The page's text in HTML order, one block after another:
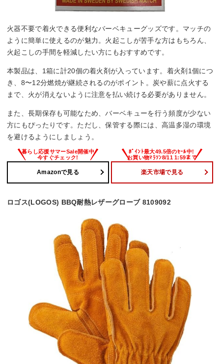
火器不要で着火できる便利なバーベキューグッズです。マッチの
ように簡単に使えるのが魅力。火起こしが苦手な方はもちろん、
火起こしの手間を軽減したい方にもおすすめです。
本製品は、1箱に計20個の着火剤が入っています。着火剤1個につ
き、8〜12分燃焼が継続されるのがポイント。炭や薪に点火する
まで、火が消えないように注意を払い続ける必要がありません。
また、長期保存も可能なため、バーベキューを行う頻度が少ない
方にもぴったりです。ただし、保管する際には、高温多湿の環境
を避けるようにしましょう。
Amazonで見る 楽天市場で見る
ロゴス(LOGOS) BBQ耐熱レザーグローブ 8109092